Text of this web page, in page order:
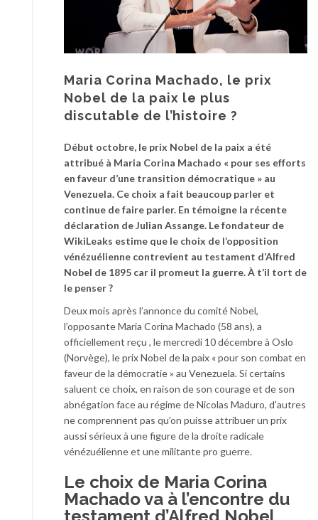
Maria Corina Machado, le prix
Nobel de la paix le plus
discutable de l’histoire ?
Début octobre, le prix Nobel de la paix a été
attribué à Maria Corina Machado « pour ses efforts
en faveur d’une transition démocratique » au
Venezuela. Ce choix a fait beaucoup parler et
continue de faire parler. En témoigne la récente
déclaration de Julian Assange. Le fondateur de
WikiLeaks estime que le choix de l’opposition
vénézuélienne contrevient au testament d’Alfred
Nobel de 1895 car il promeut la guerre. À t’il tort de
le penser ?
Deux mois après l’annonce du comité Nobel,
l’opposante Maria Corina Machado (58 ans), a
officiellement reçu , le mercredi 10 décembre à Oslo
(Norvège), le prix Nobel de la paix « pour son combat en
faveur de la démocratie » au Venezuela. Si certains
saluent ce choix, en raison de son courage et de son
abnégation face au régime de Nicolas Maduro, d’autres
ne comprennent pas qu’on puisse attribuer un prix
aussi sérieux à une figure de la droite radicale
vénézuélienne et une militante pro guerre.
Le choix de Maria Corina
Machado va à l’encontre du
testament d’Alfred Nobel